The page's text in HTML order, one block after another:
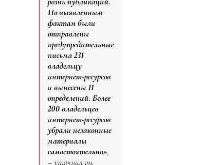
По выявленным
фактам были
отправлены
предупредительные
письма 231
владельцу
интернет-ресурсов
и вынесены 11
определений. Более
200 владельцев
интернет-ресурсов
убрали незаконные
материалы
самостоятельно»,
– уточнил он.